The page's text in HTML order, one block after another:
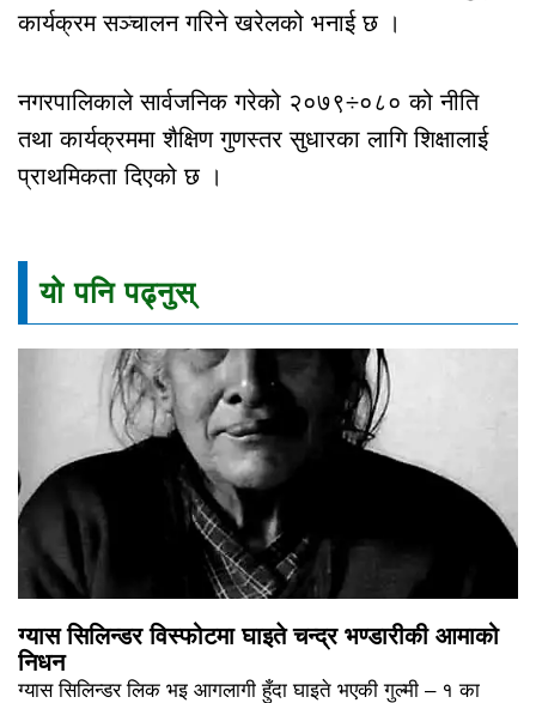
कार्यक्रम सञ्चालन गरिने खरेलको भनाई छ ।
नगरपालिकाले सार्वजनिक गरेको २०७९÷०८० को नीति
तथा कार्यक्रममा शैक्षिण गुणस्तर सुधारका लागि शिक्षालाई
प्राथमिकता दिएको छ ।
यो पनि पढ्नुस्
ग्यास सिलिन्डर विस्फोटमा घाइते चन्द्र भण्डारीकी आमाको
निधन
ग्यास सिलिन्डर लिक भइ आगलागी हुँदा घाइते भएकी गुल्मी – १ का